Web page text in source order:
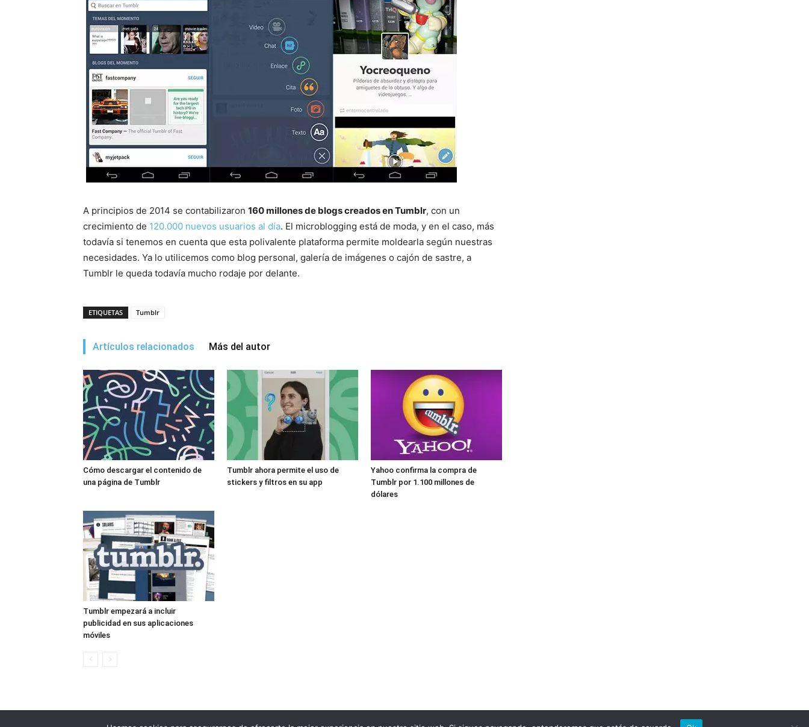
A principios de 2014 se contabilizaron 160 millones de blogs creados en Tumblr, con un
crecimiento de 120.000 nuevos usuarios al día. El microblogging está de moda, y en el caso, más
todavía si tenemos en cuenta que esta polivalente plataforma permite moldearla según nuestras
necesidades. Ya lo utilicemos como blog personal, galería de imágenes o cajón de sastre, a
Tumblr le queda todavía mucho rodaje por delante.
ETIQUETAS Tumblr
Artículos relacionados Más del autor
Cómo descargar el contenido de
una página de Tumblr
Tumblr ahora permite el uso de
stickers y filtros en su app
Yahoo confirma la compra de
Tumblr por 1.100 millones de
dólares
Tumblr empezará a incluir
publicidad en sus aplicaciones
móviles